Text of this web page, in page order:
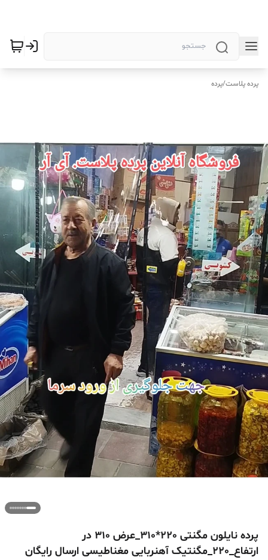
پرده پلاست/پرده
پرده نایلون مگنتی 220*310_عرض 310 در
ارتفاع_220_مگنتیک آهنربایی مغناطیسی ارسال رایگان